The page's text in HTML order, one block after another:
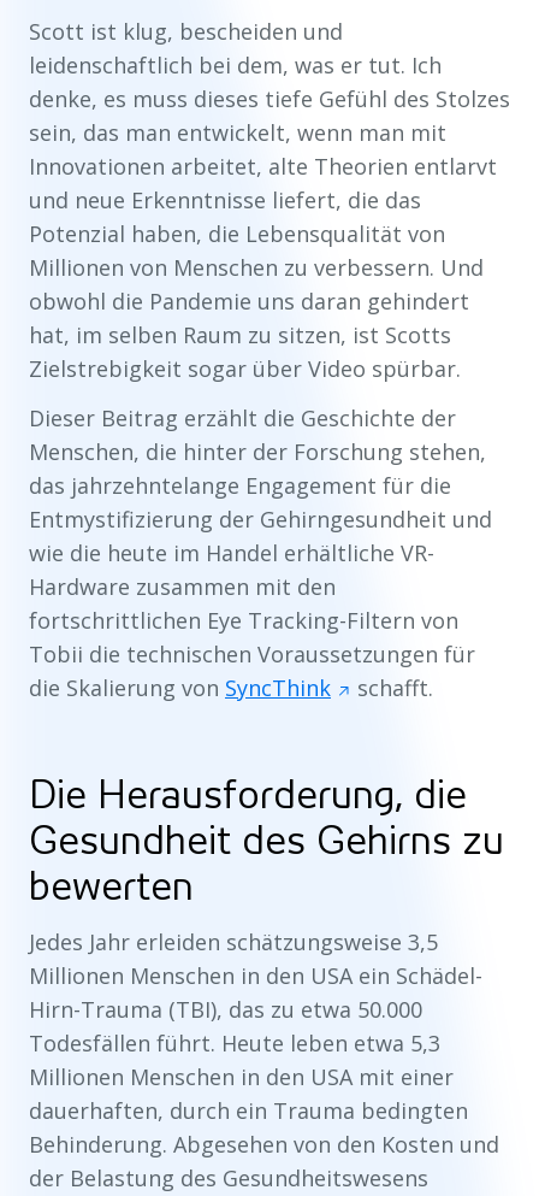
Scott ist klug, bescheiden und
leidenschaftlich bei dem, was er tut. Ich
denke, es muss dieses tiefe Gefühl des Stolzes
sein, das man entwickelt, wenn man mit
Innovationen arbeitet, alte Theorien entlarvt
und neue Erkenntnisse liefert, die das
Potenzial haben, die Lebensqualität von
Millionen von Menschen zu verbessern. Und
obwohl die Pandemie uns daran gehindert
hat, im selben Raum zu sitzen, ist Scotts
Zielstrebigkeit sogar über Video spürbar.
Dieser Beitrag erzählt die Geschichte der
Menschen, die hinter der Forschung stehen,
das jahrzehntelange Engagement für die
Entmystifizierung der Gehirngesundheit und
wie die heute im Handel erhältliche VR-
Hardware zusammen mit den
fortschrittlichen Eye Tracking-Filtern von
Tobii die technischen Voraussetzungen für
die Skalierung von SyncThink schafft.
Die Herausforderung, die
Gesundheit des Gehirns zu
bewerten
Jedes Jahr erleiden schätzungsweise 3,5
Millionen Menschen in den USA ein Schädel-
Hirn-Trauma (TBI), das zu etwa 50.000
Todesfällen führt. Heute leben etwa 5,3
Millionen Menschen in den USA mit einer
dauerhaften, durch ein Trauma bedingten
Behinderung. Abgesehen von den Kosten und
der Belastung des Gesundheitswesens